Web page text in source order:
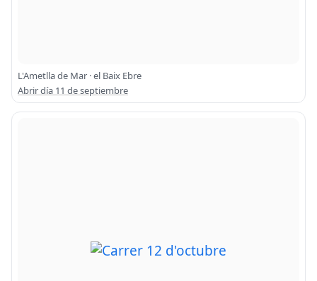
L'Ametlla de Mar · el Baix Ebre
Abrir día 11 de septiembre